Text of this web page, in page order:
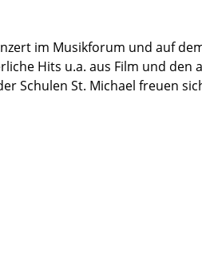
im Musikforum und auf
Hits u.a. aus Film und den
Schulen St. Michael freuen